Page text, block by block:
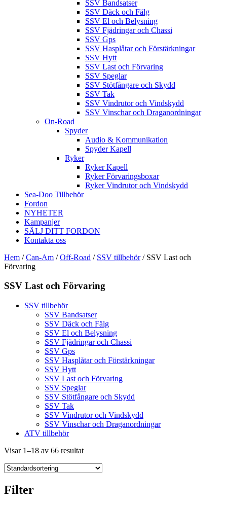
SSV Bandsatser
SSV Däck och Fälg
SSV El och Belysning
SSV Fjädringar och Chassi
SSV Gps
SSV Hasplåtar och Förstärkningar
SSV Hytt
SSV Last och Förvaring
SSV Speglar
SSV Stötfångare och Skydd
SSV Tak
SSV Vindrutor och Vindskydd
SSV Vinschar och Draganordningar
On-Road
Spyder
Audio & Kommunikation
Spyder Kapell
Ryker
Ryker Kapell
Ryker Förvaringsboxar
Ryker Vindrutor och Vindskydd
Sea-Doo Tillbehör
Fordon
NYHETER
Kampanjer
SÄLJ DITT FORDON
Kontakta oss
Hem /Can-Am /Off-Road / SSV tillbehör/ SSV Last och
Förvaring
SSV Last och Förvaring
SSV tillbehör
SSV Bandsatser
SSV Däck och Fälg
SSV El och Belysning
SSV Fjädringar och Chassi
SSV Gps
SSV Hasplåtar och Förstärkningar
SSV Hytt
SSV Last och Förvaring
SSV Speglar
SSV Stötfångare och Skydd
SSV Tak
SSV Vindrutor och Vindskydd
SSV Vinschar och Draganordningar
ATV tillbehör
Visar 1–18 av 66 resultat
Filter